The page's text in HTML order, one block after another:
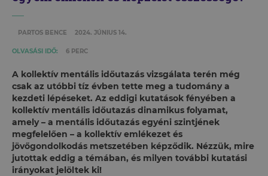
PARTOS BENCE 2024. JÚNIUS 14.
OLVASÁSI IDŐ: 6 PERC
A kollektív mentális időutazás vizsgálata terén még
csak az utóbbi tíz évben tette meg a tudomány a
kezdeti lépéseket. Az eddigi kutatások fényében a
kollektív mentális időutazás dinamikus folyamat,
amely – a mentális időutazás egyéni szintjének
megfelelően – a kollektív emlékezet és
jövőgondolkodás metszetében képződik. Nézzük, mire
jutottak eddig a témában, és milyen további kutatási
irányokat jelöltek ki!